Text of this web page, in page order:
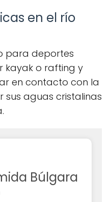
en el río
para deportes
kayak o rafting y
en contacto con la
sus aguas cristalinas
Búlgara